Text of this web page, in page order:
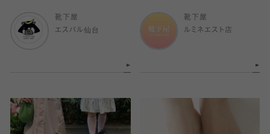
靴下屋
エスパル仙台
靴下屋
ルミネエスト店